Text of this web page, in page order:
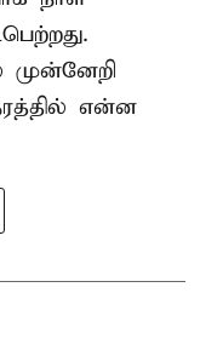
முன்னேறி
என்ன